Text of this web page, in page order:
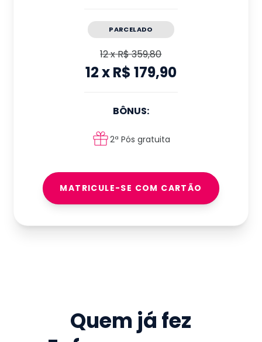
PARCELADO
12xR$ 359,80
12xR$ 179,90
BÔNUS:
2ª Pós gratuita
MATRICULE-SE COM CARTÃO
Quem já fez